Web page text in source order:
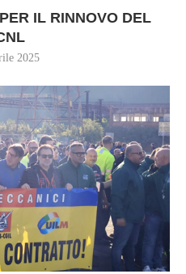
IL RINNOVO DEL
2025